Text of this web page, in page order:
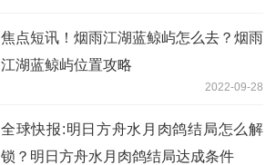
焦点短讯！烟雨江湖蓝鲸屿怎么去？烟雨
江湖蓝鲸屿位置攻略
2022-09-28
全球快报:明日方舟水月肉鸽结局怎么解
锁？明日方舟水月肉鸽结局达成条件